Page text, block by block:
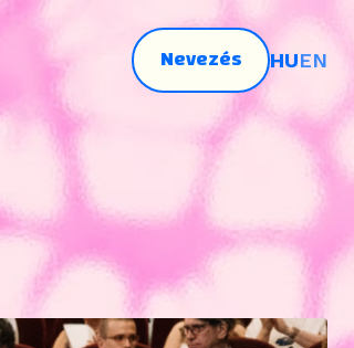
Nevezés HUEN